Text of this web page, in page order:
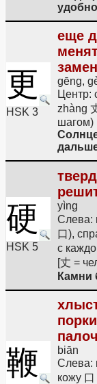
更
HSK 3
еще
gēng,
Центр:
zhàng
шагом)
硬
HSK 5
yìng
Слева:
口),
с
[丈 =
Камни
鞭 biān
Слева:
кожу